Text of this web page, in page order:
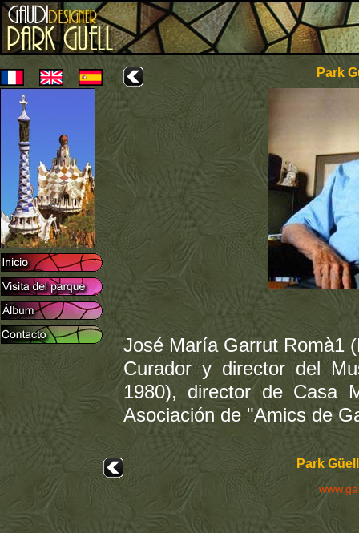
Park
José María Garrut Romà1
Curador y director del
1980), director de Casa
Asociación de "Amics de
Park